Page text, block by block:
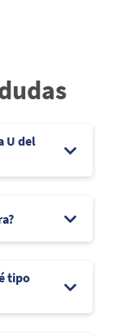
U del
tipo